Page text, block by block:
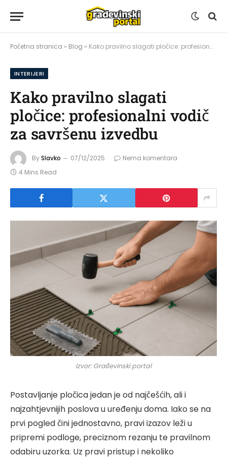
Početna stranica » Blog » Kako pravilno slagati pločice: profesionalni vodič za savršenu izvedbu
INTERIJERI
Kako pravilno slagati
pločice: profesionalni vodič
za savršenu izvedbu
BySlavko 07/12/2025
Nema komentara
4 Mins Read
Izvor: Građevinski portal
Postavljanje pločica jedan je od najčešćih, ali i
najzahtjevnijih poslova u uređenju doma. Iako se na
prvi pogled čini jednostavno, pravi izazov leži u
pripremi podloge, preciznom rezanju te pravilnom
odabiru uzorka. Uz pravi pristup i nekoliko